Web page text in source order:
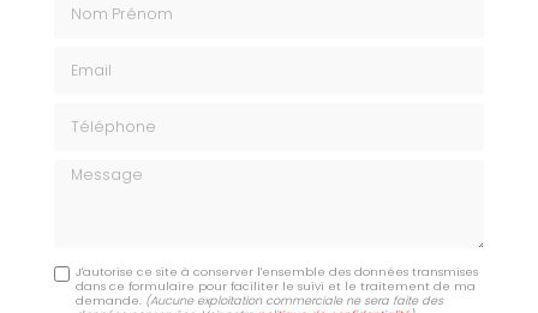
Message
J'autorise ce site à conserver l'ensemble des données transmises
dans ce formulaire pour faciliter le suivi et le traitement de ma
demande. (Aucune exploitation commerciale ne sera faite des